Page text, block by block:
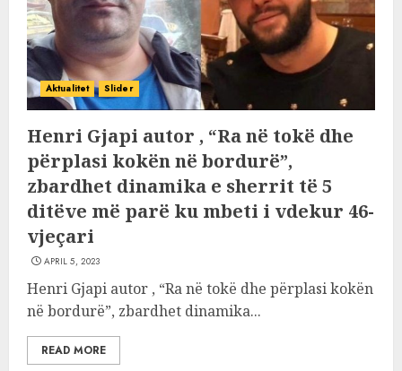
Aktualitet Slider
Henri Gjapi autor , “Ra në tokë dhe
përplasi kokën në bordurë”,
zbardhet dinamika e sherrit të 5
ditëve më parë ku mbeti i vdekur 46-
vjeçari
APRIL 5, 2023
Henri Gjapi autor , “Ra në tokë dhe përplasi kokën
në bordurë”, zbardhet dinamika...
READ MORE